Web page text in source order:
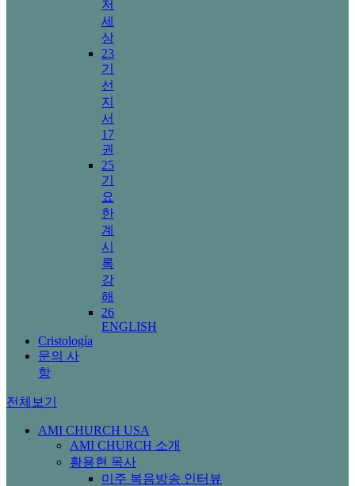
저
세
상
23
기
선
지
서
17
권
25
기
요
한
계
시
록
강
해
26
ENGLISH
Cristología
문의 사
항
전체보기
AMI CHURCH USA
AMI CHURCH 소개
황용현 목사
미주 복음방송 인터뷰